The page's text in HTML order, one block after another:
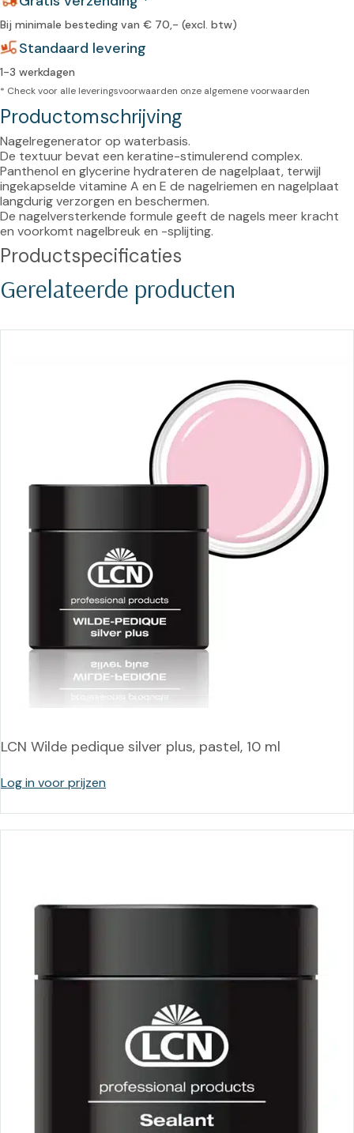
Bij minimale besteding van € 70,- (excl. btw)
Standaard levering
1-3 werkdagen
* Check voor alle leveringsvoorwaarden onze algemene voorwaarden
Productomschrijving
Nagelregenerator op waterbasis.
De textuur bevat een keratine-stimulerend complex.
Panthenol en glycerine hydrateren de nagelplaat, terwijl
ingekapselde vitamine A en E de nagelriemen en nagelplaat
langdurig verzorgen en beschermen.
De nagelversterkende formule geeft de nagels meer kracht
en voorkomt nagelbreuk en -splijting.
Productspecificaties
Gerelateerde producten
LCN Wilde pedique silver plus, pastel, 10 ml
Log in voor prijzen